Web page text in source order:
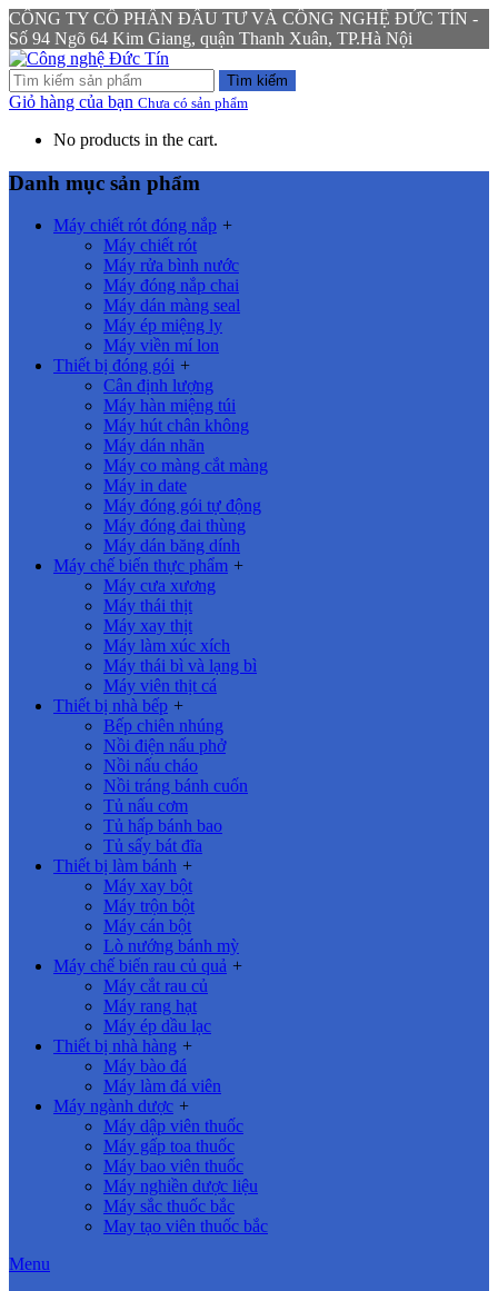
CÔNG TY CỔ PHẦN ĐẦU TƯ VÀ CÔNG NGHỆ ĐỨC TÍN -
Số 94 Ngõ 64 Kim Giang, quận Thanh Xuân, TP.Hà Nội
Tìm kiếm
Giỏ hàng của bạn Chưa có sản phẩm
No products in the cart.
Danh mục sản phẩm
Máy chiết rót đóng nắp +
Máy chiết rót
Máy rửa bình nước
Máy đóng nắp chai
Máy dán màng seal
Máy ép miệng ly
Máy viền mí lon
Thiết bị đóng gói +
Cân định lượng
Máy hàn miệng túi
Máy hút chân không
Máy dán nhãn
Máy co màng cắt màng
Máy in date
Máy đóng gói tự động
Máy đóng đai thùng
Máy dán băng dính
Máy chế biến thực phẩm +
Máy cưa xương
Máy thái thịt
Máy xay thịt
Máy làm xúc xích
Máy thái bì và lạng bì
Máy viên thịt cá
Thiết bị nhà bếp +
Bếp chiên nhúng
Nồi điện nấu phở
Nồi nấu cháo
Nồi tráng bánh cuốn
Tủ nấu cơm
Tủ hấp bánh bao
Tủ sấy bát đĩa
Thiết bị làm bánh +
Máy xay bột
Máy trộn bột
Máy cán bột
Lò nướng bánh mỳ
Máy chế biến rau củ quả +
Máy cắt rau củ
Máy rang hạt
Máy ép dầu lạc
Thiết bị nhà hàng +
Máy bào đá
Máy làm đá viên
Máy ngành dược +
Máy dập viên thuốc
Máy gấp toa thuốc
Máy bao viên thuốc
Máy nghiền dược liệu
Máy sắc thuốc bắc
May tạo viên thuốc bắc
Menu